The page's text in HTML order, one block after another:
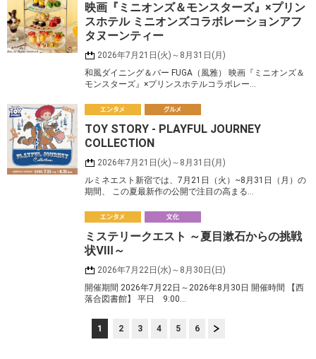
ンタメ
ルメ
映画『ミニオンズ＆モンスターズ』×プリン
スホテル ミニオンズコラボレーションアフ
タヌーンティー
2026年7月21日(火)～8月31日(月)
和風ダイニング＆バー FUGA（風雅） 映画『ミニオンズ＆
モンスターズ』×プリンスホテルコラボレー…
ンタメ
ルメ
TOY STORY - PLAYFUL JOURNEY
COLLECTION
2026年7月21日(火)～8月31日(月)
ルミネエスト新宿では、7月21日（火）~8月31日（月）の
期間、 この夏最新作の公開で注目の高まる…
ンタメ
化
ミステリークエスト ～夏目漱石からの挑戦
状Ⅷ～
2026年7月22日(水)～8月30日(日)
開催期間 2026年7月22日～2026年8月30日 開催時間 【西
落合図書館】 平日 9:00…
1 2 3 4 5 6